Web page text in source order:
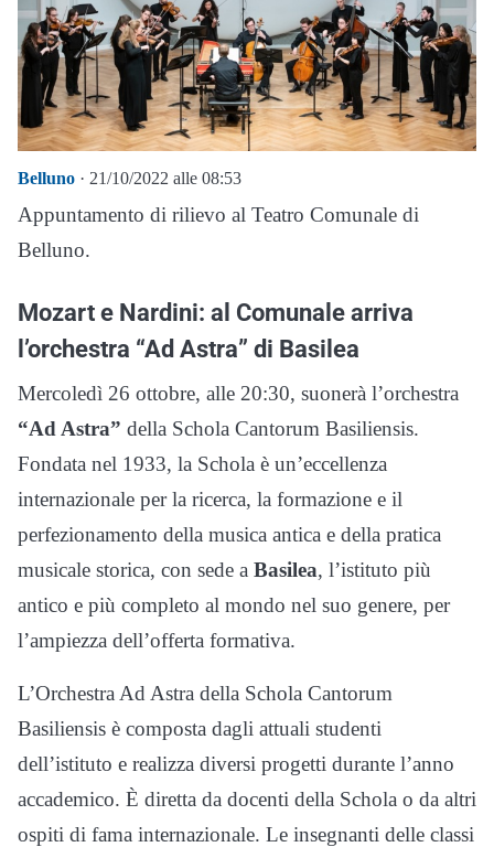
Belluno · 21/10/2022 alle 08:53
Appuntamento di rilievo al Teatro Comunale di
Belluno.
Mozart e Nardini: al Comunale arriva
l’orchestra “Ad Astra” di Basilea
Mercoledì 26 ottobre, alle 20:30, suonerà l’orchestra
“Ad Astra” della Schola Cantorum Basiliensis.
Fondata nel 1933, la Schola è un’eccellenza
internazionale per la ricerca, la formazione e il
perfezionamento della musica antica e della pratica
musicale storica, con sede a Basilea, l’istituto più
antico e più completo al mondo nel suo genere, per
l’ampiezza dell’offerta formativa.
L’Orchestra Ad Astra della Schola Cantorum
Basiliensis è composta dagli attuali studenti
dell’istituto e realizza diversi progetti durante l’anno
accademico. È diretta da docenti della Schola o da altri
ospiti di fama internazionale. Le insegnanti delle classi